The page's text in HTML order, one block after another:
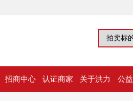
招商中心 认证商家 关于洪力 公